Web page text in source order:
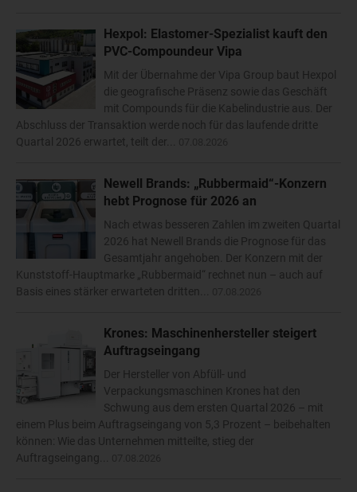
Hexpol: Elastomer-Spezialist kauft den
PVC-Compoundeur Vipa
Mit der Übernahme der Vipa Group baut Hexpol
die geografische Präsenz sowie das Geschäft
mit Compounds für die Kabelindustrie aus. Der
Abschluss der Transaktion werde noch für das laufende dritte
Quartal 2026 erwartet, teilt der...
Newell Brands: „Rubbermaid“-Konzern
hebt Prognose für 2026 an
Nach etwas besseren Zahlen im zweiten Quartal
2026 hat Newell Brands die Prognose für das
Gesamtjahr angehoben. Der Konzern mit der
Kunststoff-Hauptmarke „Rubbermaid“ rechnet nun – auch auf
Basis eines stärker erwarteten dritten...
Krones: Maschinenhersteller steigert
Auftragseingang
Der Hersteller von Abfüll- und
Verpackungsmaschinen Krones hat den
Schwung aus dem ersten Quartal 2026 – mit
einem Plus beim Auftragseingang von 5,3 Prozent – beibehalten
können: Wie das Unternehmen mitteilte, stieg der
Auftragseingang...